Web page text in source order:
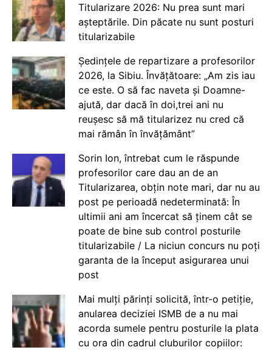
Titularizare 2026: Nu prea sunt mari
așteptările. Din păcate nu sunt posturi
titularizabile
Ședințele de repartizare a profesorilor
2026, la Sibiu. Învățătoare: „Am zis iau
ce este. O să fac naveta și Doamne-
ajută, dar dacă în doi,trei ani nu
reușesc să mă titularizez nu cred că
mai rămân în învățământ”
Sorin Ion, întrebat cum le răspunde
profesorilor care dau an de an
Titularizarea, obțin note mari, dar nu au
post pe perioadă nedeterminată: În
ultimii ani am încercat să ținem cât se
poate de bine sub control posturile
titularizabile / La niciun concurs nu poți
garanta de la început asigurarea unui
post
Mai mulți părinți solicită, într-o petiție,
anularea deciziei ISMB de a nu mai
acorda sumele pentru posturile la plata
cu ora din cadrul cluburilor copiilor: